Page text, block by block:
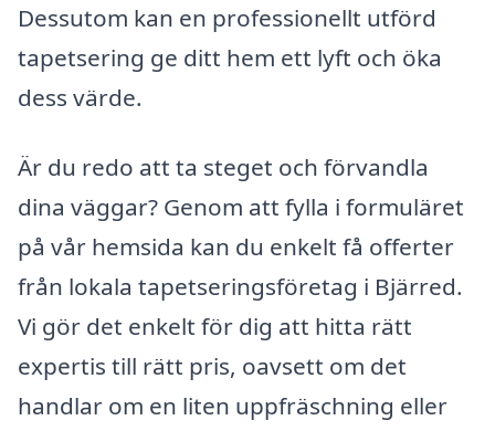
Dessutom kan en professionellt utförd
tapetsering ge ditt hem ett lyft och öka
dess värde.
Är du redo att ta steget och förvandla
dina väggar? Genom att fylla i formuläret
på vår hemsida kan du enkelt få offerter
från lokala tapetseringsföretag i Bjärred.
Vi gör det enkelt för dig att hitta rätt
expertis till rätt pris, oavsett om det
handlar om en liten uppfräschning eller